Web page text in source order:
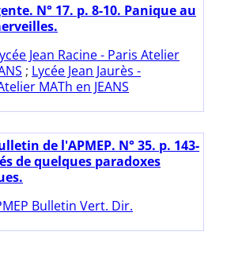
N° 17. p. 8-10. Panique au
Jean Racine - Paris Atelier
; Lycée Jean Jaurès -
MATh en JEANS
de l'APMEP. N° 35. p. 143-
de quelques paradoxes
Bulletin Vert. Dir.